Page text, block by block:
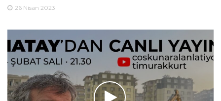
26 Nisan 2023